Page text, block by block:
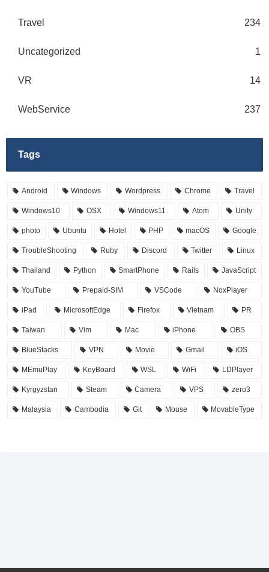
Travel 234
Uncategorized 1
VR 14
WebService 237
Tags
Android Windows Wordpress Chrome Travel
Windows10 OSX Windows11 Atom Unity
photo Ubuntu Hotel PHP macOS Google
TroubleShooting Ruby Discord Twitter Linux
Thailand Python SmartPhone Rails JavaScript
YouTube Prepaid-SIM VSCode NoxPlayer
iPad MicrosoftEdge Firefox Vietnam PR
Taiwan Vim Mac iPhone OBS
BlueStacks VPN Movie Gmail iOS
MEmuPlay KeyBoard WSL WiFi LDPlayer
Kyrgyzstan Steam Camera VPS zero3
Malaysia Cambodia Git Mouse MovableType